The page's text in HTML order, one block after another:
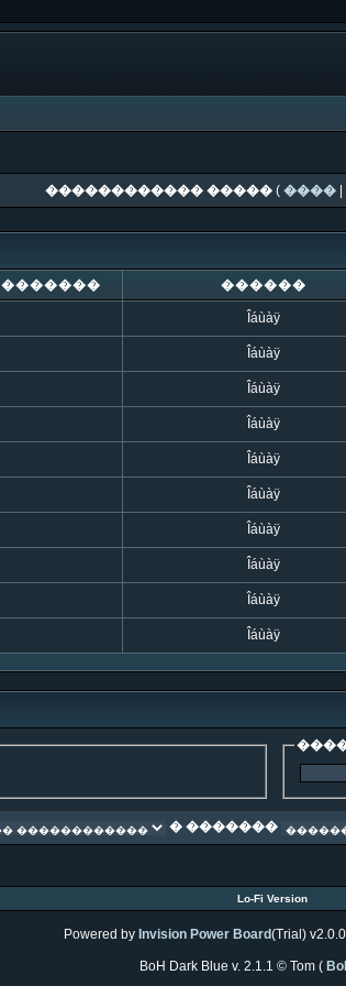
������������ ����� (���� |
������� ������
Îáùàÿ
Îáùàÿ
Îáùàÿ
Îáùàÿ
Îáùàÿ
Îáùàÿ
Îáùàÿ
Îáùàÿ
Îáùàÿ
Îáùàÿ
� �������
Lo-Fi Version
Powered by Invision Power Board(Trial)
BoH Dark Blue v. 2.1.1 © Tom (